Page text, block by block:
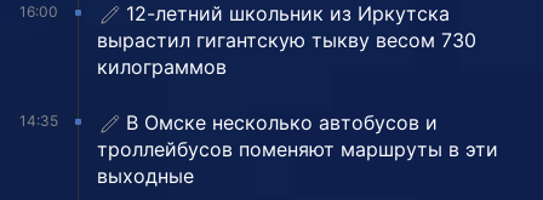
16:00
12-летний школьник из Иркутска
вырастил гигантскую тыкву весом 730
килограммов
14:35
В Омске несколько автобусов и
троллейбусов поменяют маршруты в эти
выходные